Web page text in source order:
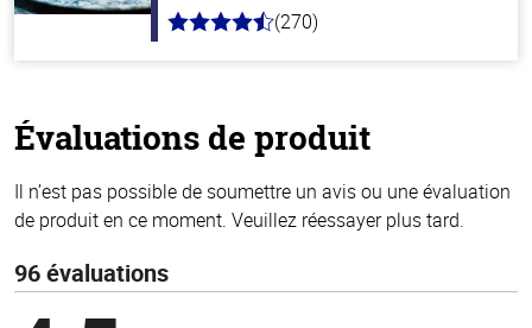
4.5
(270)
Évaluations de produit
Il n’est pas possible de soumettre un avis ou une évaluation
de produit en ce moment. Veuillez réessayer plus tard.
96 évaluations